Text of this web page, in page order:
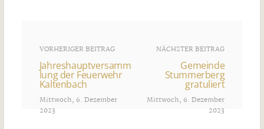
VORHERIGER BEITRAG
Jahreshauptversamm
lung der Feuerwehr
Kaltenbach
Mittwoch, 6. Dezember
2023
NÄCHSTER BEITRAG
Gemeinde
Stummerberg
gratuliert
Mittwoch, 6. Dezember
2023